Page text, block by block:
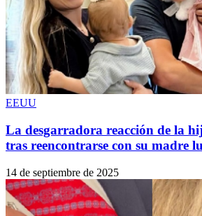
EEUU
La desgarradora reacción de la
tras reencontrarse con su madre
14 de septiembre de 2025